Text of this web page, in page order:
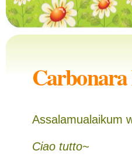
Carbonara
Assalamualaikum
Ciao tutto~